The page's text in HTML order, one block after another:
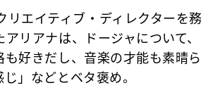
リエイティブ・ディレクターを務
リアナは、ドージャについて、
も好きだし、音楽の才能も素晴ら
」などとベタ褒め。